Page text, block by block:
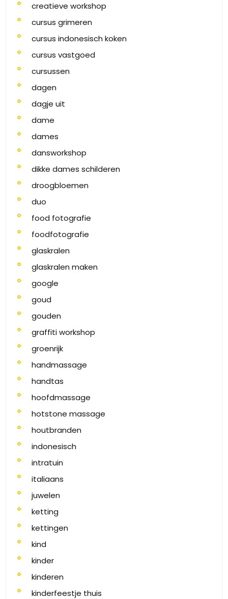
creatieve workshop
cursus grimeren
cursus indonesisch koken
cursus vastgoed
cursussen
dagen
dagje uit
dame
dames
dansworkshop
dikke dames schilderen
droogbloemen
duo
food fotografie
foodfotografie
glaskralen
glaskralen maken
google
goud
gouden
graffiti workshop
groenrijk
handmassage
handtas
hoofdmassage
hotstone massage
houtbranden
indonesisch
intratuin
italiaans
juwelen
ketting
kettingen
kind
kinder
kinderen
kinderfeestje thuis